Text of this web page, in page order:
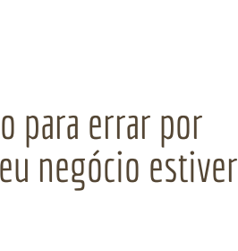
para errar por
negócio estiver